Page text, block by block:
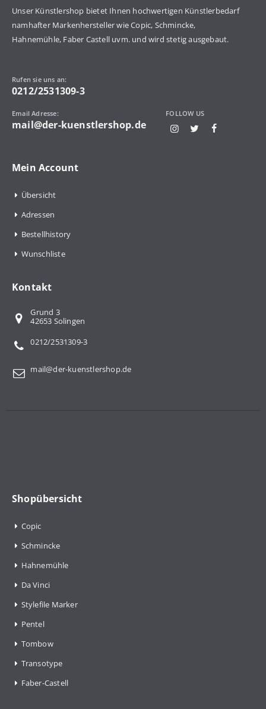
Unser Künstlershop bietet Ihnen hochwertigen Künstlerbedarf
namhafter Markenhersteller wie Copic, Schmincke,
Hahnemühle, Faber Castell uvm. und wird stetig ausgebaut.
Rufen sie uns an:
0212/2531309-3
Email Adresse:
mail@der-kuenstlershop.de
FOLLOW US
Mein Account
Übersicht
Adressen
Bestellhistory
Wunschliste
Kontakt
Grund 3
42653 Solingen
0212/2531309-3
mail@der-kuenstlershop.de
Shopübersicht
Copic
Schmincke
Hahnemühle
Da Vinci
Stylefile Marker
Pentel
Tombow
Transotype
Faber-Castell